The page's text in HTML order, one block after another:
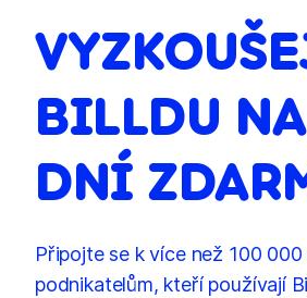
BILLDU
DNÍ
Připojte se k více než 100
podnikatelům, kteří používají